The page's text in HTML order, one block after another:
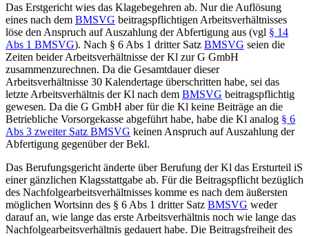
Das Erstgericht wies das Klagebegehren ab. Nur die Auflösung
eines nach dem BMSVG beitragspflichtigen Arbeitsverhältnisses
löse den Anspruch auf Auszahlung der Abfertigung aus (vgl § 14
Abs 1 BMSVG). Nach § 6 Abs 1 dritter Satz BMSVG seien die
Zeiten beider Arbeitsverhältnisse der Kl zur G GmbH
zusammenzurechnen. Da die Gesamtdauer dieser
Arbeitsverhältnisse 30 Kalendertage überschritten habe, sei das
letzte Arbeitsverhältnis der Kl nach dem BMSVG beitragspflichtig
gewesen. Da die G GmbH aber für die Kl keine Beiträge an die
Betriebliche Vorsorgekasse abgeführt habe, habe die Kl analog § 6
Abs 3 zweiter Satz BMSVG keinen Anspruch auf Auszahlung der
Abfertigung gegenüber der Bekl.
Das Berufungsgericht änderte über Berufung der Kl das Ersturteil iS
einer gänzlichen Klagsstattgabe ab. Für die Beitragspflicht bezüglich
des Nachfolgearbeitsverhältnisses komme es nach dem äußersten
möglichen Wortsinn des § 6 Abs 1 dritter Satz BMSVG weder
darauf an, wie lange das erste Arbeitsverhältnis noch wie lange das
Nachfolgearbeitsverhältnis gedauert habe. Die Beitragsfreiheit des